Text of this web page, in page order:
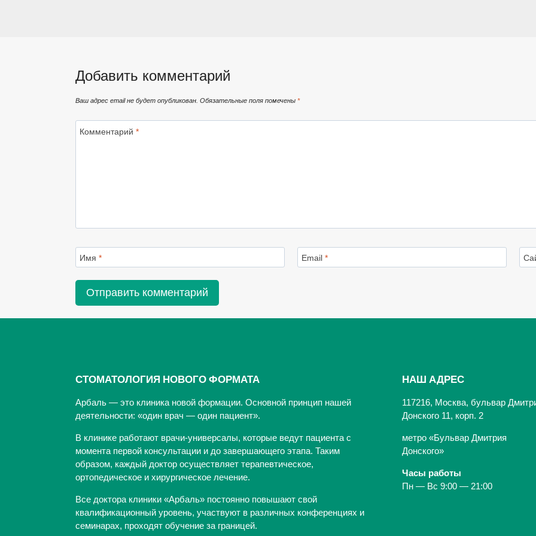
Добавить комментарий
Ваш адрес email не будет опубликован. Обязательные поля помечены *
Комментарий *
Имя * Email *
СТОМАТОЛОГИЯ НОВОГО ФОРМАТА
Арбаль — это клиника новой формации. Основной принцип нашей
деятельности: «один врач — один пациент».
В клинике работают врачи-универсалы, которые ведут пациента с
момента первой консультации и до завершающего этапа. Таким
образом, каждый доктор осуществляет терапевтическое,
ортопедическое и хирургическое лечение.
Все доктора клиники «Арбаль» постоянно повышают свой
квалификационный уровень, участвуют в различных конференциях и
семинарах, проходят обучение за границей.
НАШ АДРЕС
117216, Москва, бульвар
Донского 11, корп. 2
метро «Бульвар Дмитрия
Донского»
Часы работы
Пн — Вс 9:00 — 21:00